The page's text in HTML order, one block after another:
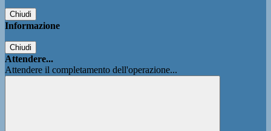
Chiudi
Informazione
Chiudi
Attendere...
Attendere il completamento dell'operazione...